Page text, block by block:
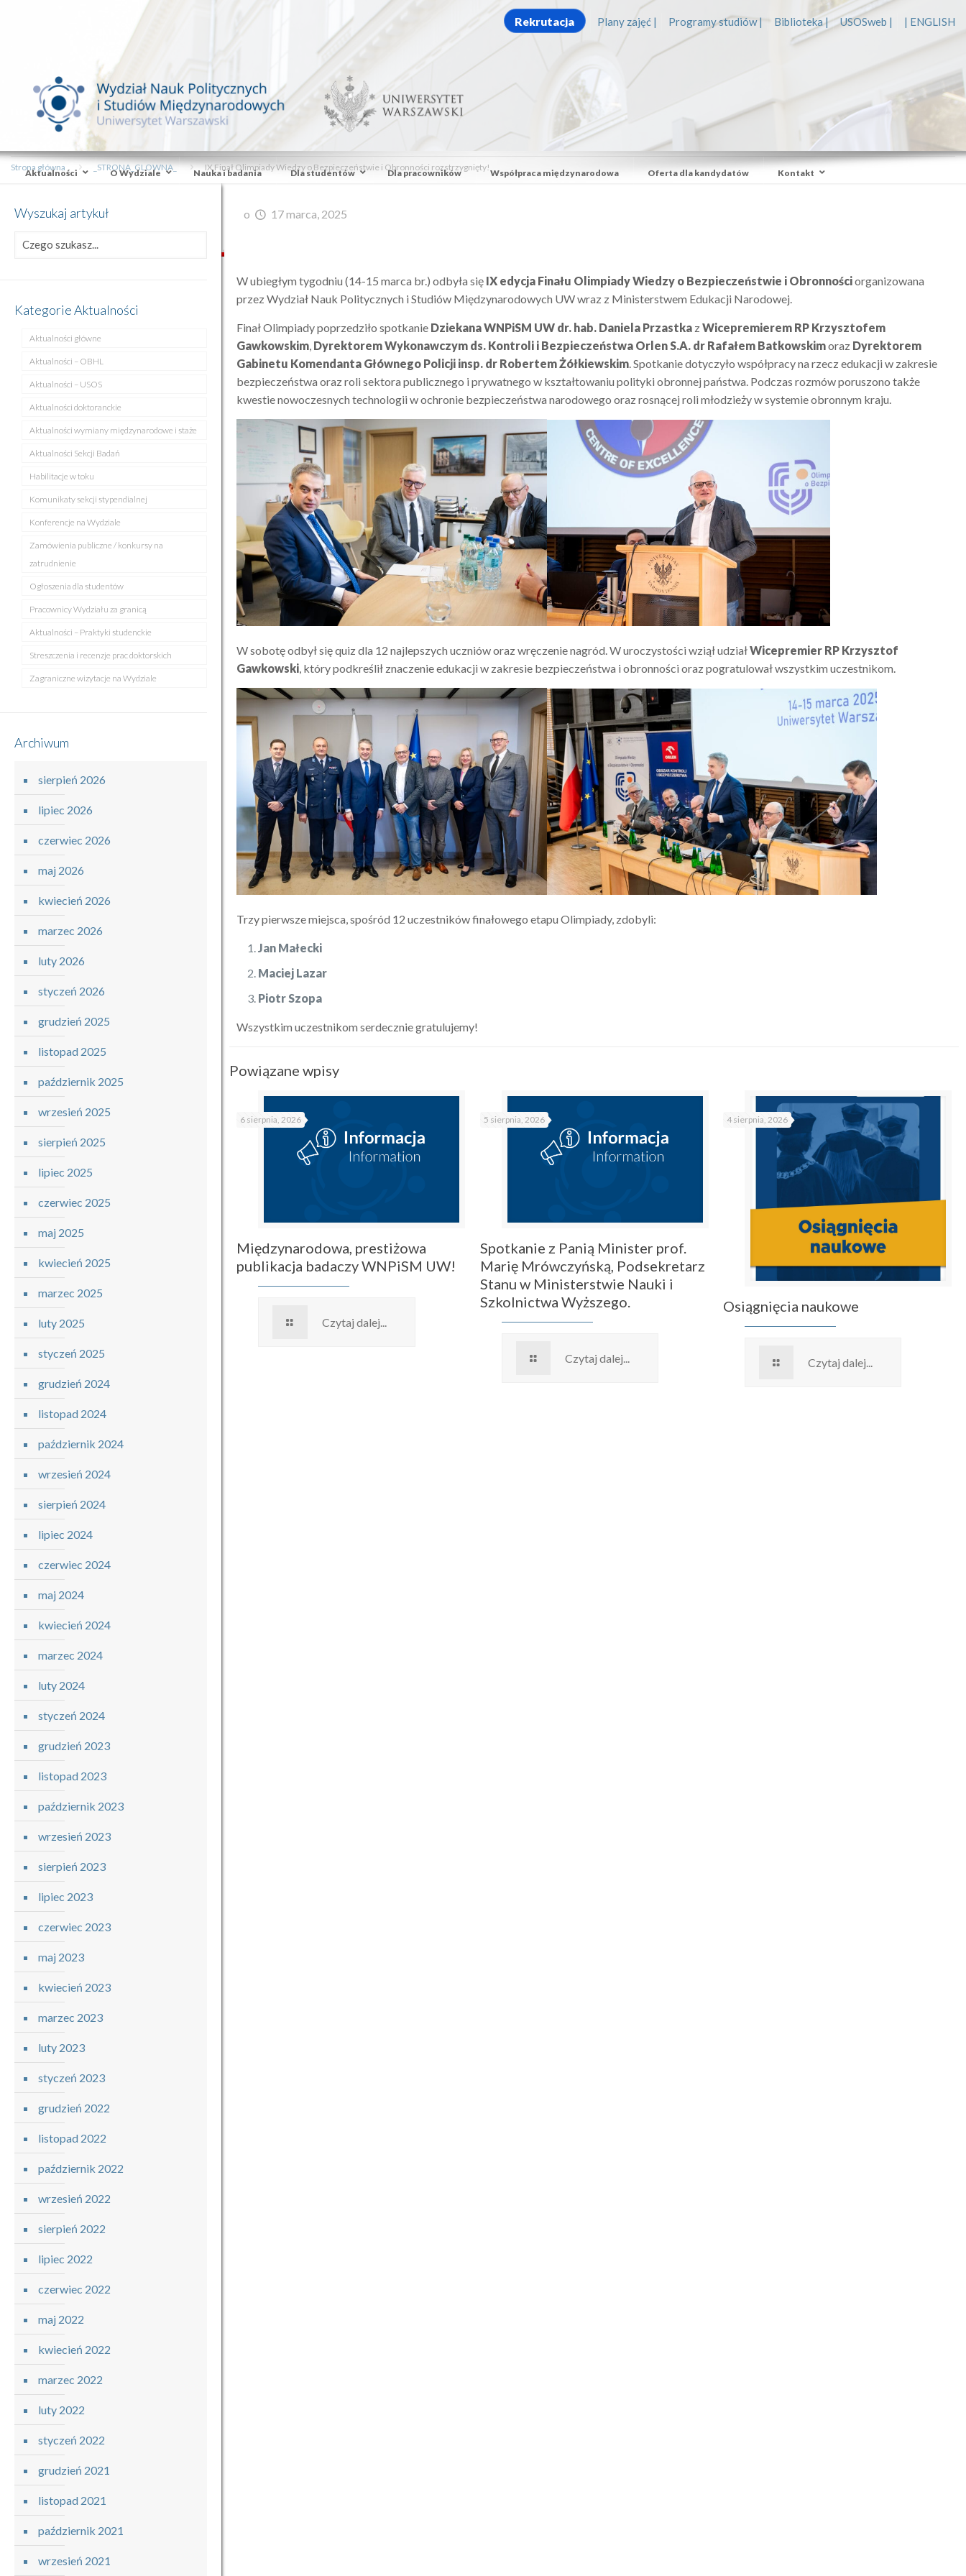
Rekrutacja Plany zajęć | Programy studiów | Biblioteka | USOSweb | | ENGLISH
Aktualności O Wydziale Nauka i badania Dla studentów Dla pracowników Współpraca międzynarodowa Oferta dla kandydatów Kontakt
Strona główna _STRONA_GLOWNA_ IX Finał Olimpiady Wiedzy o Bezpieczeństwie i Obronności rozstrzygnięty!
o 17 marca, 2025
W ubiegłym tygodniu (14-15 marca br.) odbyła się IX edycja Finału Olimpiady Wiedzy o Bezpieczeństwie i Obronnościorganizowana
przez Wydział Nauk Politycznych i Studiów Międzynarodowych UW wraz z Ministerstwem Edukacji Narodowej.
Finał Olimpiady poprzedziło spotkanie Dziekana WNPiSM UW dr. hab. Daniela Przastka zWicepremierem RP Krzysztofem
Gawkowskim, Dyrektorem Wykonawczym ds. Kontroli i Bezpieczeństwa Orlen S.A. dr Rafałem Batkowskimoraz Dyrektorem
Gabinetu Komendanta Głównego Policji insp. dr Robertem Żółkiewskim. Spotkanie dotyczyło współpracy na rzecz edukacji w zakresie
bezpieczeństwa oraz roli sektora publicznego i prywatnego w kształtowaniu polityki obronnej państwa. Podczas rozmów poruszono także
kwestie nowoczesnych technologii w ochronie bezpieczeństwa narodowego oraz rosnącej roli młodzieży w systemie obronnym kraju.
W sobotę odbył się quiz dla 12 najlepszych uczniów oraz wręczenie nagród. W uroczystości wziął udziałWicepremier RP Krzysztof
Gawkowski, który podkreślił znaczenie edukacji w zakresie bezpieczeństwa i obronności oraz pogratulował wszystkim uczestnikom.
Trzy pierwsze miejsca, spośród 12 uczestników finałowego etapu Olimpiady, zdobyli:
Jan Małecki
Maciej Lazar
Piotr Szopa
Wszystkim uczestnikom serdecznie gratulujemy!
Powiązane wpisy
6 sierpnia, 2026
Międzynarodowa, prestiżowa
publikacja badaczy WNPiSM UW!
Czytaj dalej...
5 sierpnia, 2026
Spotkanie z Panią Minister prof.
Marię Mrówczyńską, Podsekretarz
Stanu w Ministerstwie Nauki i
Szkolnictwa Wyższego.
Czytaj dalej...
4 sierpnia, 2026
Osiągnięcia naukowe
Czytaj dalej...
Wyszukaj artykuł
Kategorie Aktualności
Aktualności główne
Aktualności – OBHL
Aktualności – USOS
Aktualności doktoranckie
Aktualności wymiany międzynarodowe i staże
Aktualności Sekcji Badań
Habilitacje w toku
Komunikaty sekcji stypendialnej
Konferencje na Wydziale
Zamówienia publiczne / konkursy na
zatrudnienie
Ogłoszenia dla studentów
Pracownicy Wydziału za granicą
Aktualności – Praktyki studenckie
Streszczenia i recenzje prac doktorskich
Zagraniczne wizytacje na Wydziale
Archiwum
sierpień 2026
lipiec 2026
czerwiec 2026
maj 2026
kwiecień 2026
marzec 2026
luty 2026
styczeń 2026
grudzień 2025
listopad 2025
październik 2025
wrzesień 2025
sierpień 2025
lipiec 2025
czerwiec 2025
maj 2025
kwiecień 2025
marzec 2025
luty 2025
styczeń 2025
grudzień 2024
listopad 2024
październik 2024
wrzesień 2024
sierpień 2024
lipiec 2024
czerwiec 2024
maj 2024
kwiecień 2024
marzec 2024
luty 2024
styczeń 2024
grudzień 2023
listopad 2023
październik 2023
wrzesień 2023
sierpień 2023
lipiec 2023
czerwiec 2023
maj 2023
kwiecień 2023
marzec 2023
luty 2023
styczeń 2023
grudzień 2022
listopad 2022
październik 2022
wrzesień 2022
sierpień 2022
lipiec 2022
czerwiec 2022
maj 2022
kwiecień 2022
marzec 2022
luty 2022
styczeń 2022
grudzień 2021
listopad 2021
październik 2021
wrzesień 2021